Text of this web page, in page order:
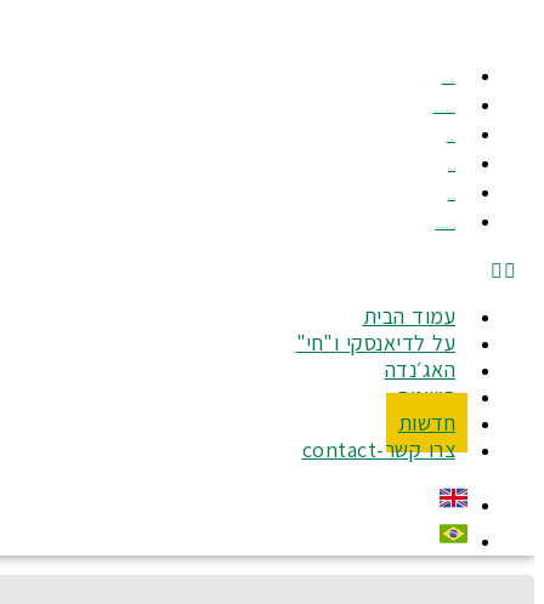
עמוד הבית
על לדיאנסקי ו"חי"
האג׳נדה
הישגים
חדשות
צרו קשר-contact